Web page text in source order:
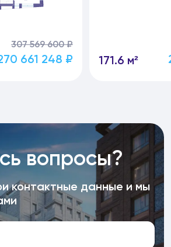
307 569 600 ₽
661 248 ₽ 171.6 м²
вопросы?
контактные данные и мы